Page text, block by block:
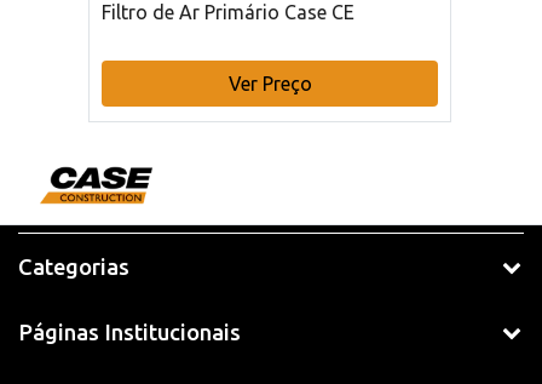
Filtro de Ar Primário Case CE
Ver Preço
Categorias
Páginas Institucionais